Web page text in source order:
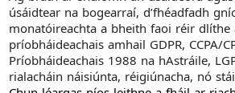
úsáidtear na bogearraí, d’fhéadfadh
monatóireachta a bheith faoi réir dlíthe
príobháideachais amhail GDPR, CCPA/
Príobháideachais 1988 na hAstráile,
rialacháin náisiúnta, réigiúnacha, nó